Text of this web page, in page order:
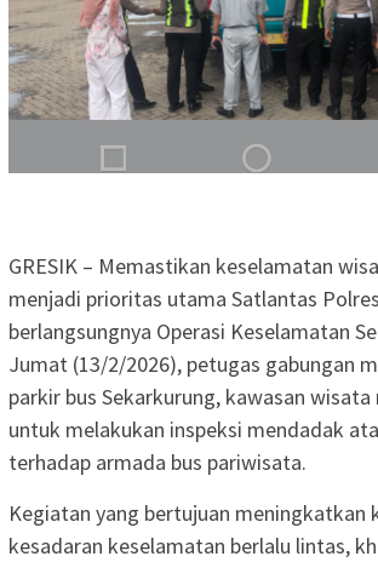
GRESIK – Memastikan keselamatan
menjadi prioritas utama Satlantas
berlangsungnya Operasi Keselamatan
Jumat (13/2/2026), petugas gabungan
parkir bus Sekarkurung, kawasan wisata
untuk melakukan inspeksi mendadak
terhadap armada bus pariwisata.
Kegiatan yang bertujuan meningkatkan
kesadaran keselamatan berlalu lintas,